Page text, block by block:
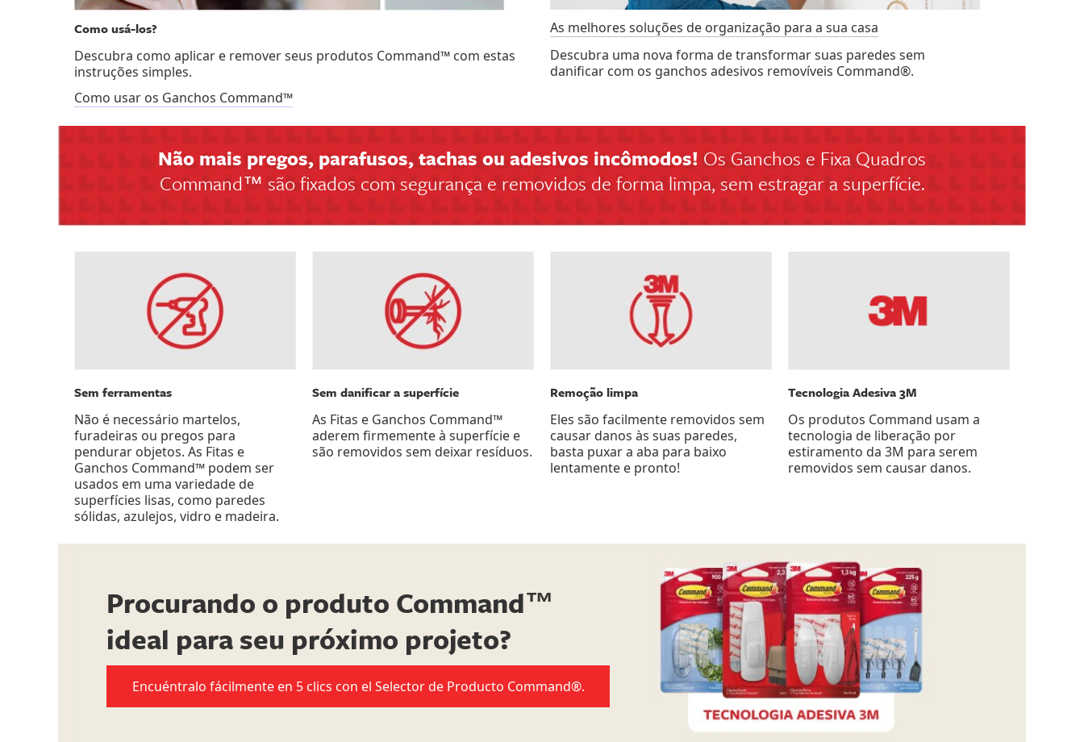
Como usá-los?
Descubra como aplicar e remover seus produtos Command™ com estas
instruções simples.
Como usar os Ganchos Command™
As melhores soluções de organização para a sua casa
Descubra uma nova forma de transformar suas paredes sem
danificar com os ganchos adesivos removíveis Command®.
Não mais pregos, parafusos, tachas ou adesivos incômodos! Os Ganchos e Fixa Quadros
Command™ são fixados com segurança e removidos de forma limpa, sem estragar a superfície.
Sem ferramentas
Não é necessário martelos,
furadeiras ou pregos para
pendurar objetos. As Fitas e
Ganchos Command™ podem ser
usados em uma variedade de
superfícies lisas, como paredes
sólidas, azulejos, vidro e madeira.
Sem danificar a superfície
As Fitas e Ganchos Command™
aderem firmemente à superfície e
são removidos sem deixar resíduos.
Remoção limpa
Eles são facilmente removidos sem
causar danos às suas paredes,
basta puxar a aba para baixo
lentamente e pronto!
Tecnologia Adesiva 3M
Os produtos Command usam a
tecnologia de liberação por
estiramento da 3M para serem
removidos sem causar danos.
Procurando o produto Command™
ideal para seu próximo projeto?
Encuéntralo fácilmente en 5 clics con el Selector de Producto Command®.